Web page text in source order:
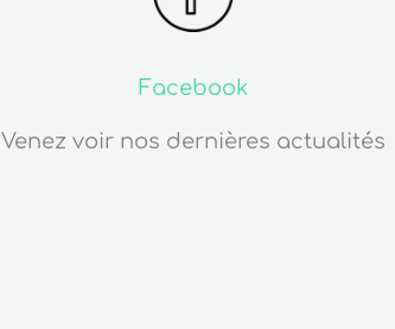
Facebook
Venez voir nos dernières actualités